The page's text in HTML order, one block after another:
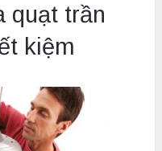
quạt trần
kiệm